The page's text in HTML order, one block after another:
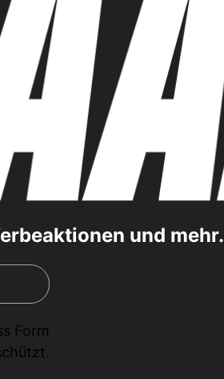
und mehr.
Form